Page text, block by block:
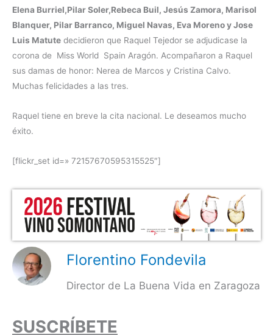
Elena Burriel,Pilar Soler,Rebeca Buil, Jesús Zamora, Marisol
Blanquer, Pilar Barranco, Miguel Navas, Eva Moreno y Jose
Luis Matute decidieron que Raquel Tejedor se adjudicase la
corona de Miss World Spain Aragón. Acompañaron a Raquel
sus damas de honor: Nerea de Marcos y Cristina Calvo.
Muchas felicidades a las tres.
Raquel tiene en breve la cita nacional. Le deseamos mucho
éxito.
[flickr_set id=» 72157670595315525″]
Florentino Fondevila
Director de La Buena Vida en Zaragoza
SUSCRÍBETE